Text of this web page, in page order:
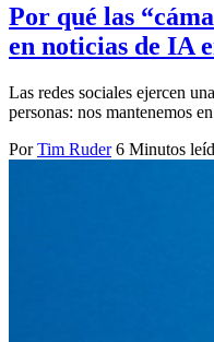
Por qué las
en noticias de IA
Las redes sociales ejercen
personas: nos mantenemos
Por Tim Ruder 6 Minutos